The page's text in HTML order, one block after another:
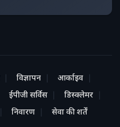
विज्ञापन
आर्काइव
ईपीजी सर्विस
डिस्क्लेमर
निवारण सेवा की शर्तें